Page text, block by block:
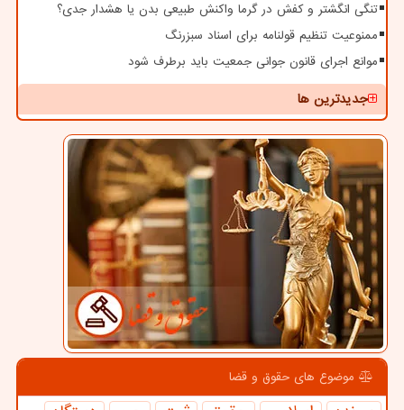
تنگی انگشتر و کفش در گرما واکنش طبیعی بدن یا هشدار جدی؟
ممنوعیت تنظیم قولنامه برای اسناد سبزرنگ
موانع اجرای قانون جوانی جمعیت باید برطرف شود
جدیدترین ها
موضوع های حقوق و قضا